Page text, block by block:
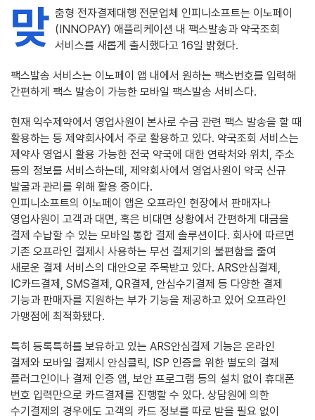
맞 춤형 전자결제대행 전문업체 인피니소프트는 이노페이
(INNOPAY) 애플리케이션 내 팩스발송과 약국조회
서비스를 새롭게 출시했다고 16일 밝혔다.
팩스발송 서비스는 이노페이 앱 내에서 원하는 팩스번호를 입력해
간편하게 팩스 발송이 가능한 모바일 팩스발송 서비스다.
현재 익수제약에서 영업사원이 본사로 수금 관련 팩스 발송을 할 때
활용하는 등 제약회사에서 주로 활용하고 있다. 약국조회 서비스는
제약사 영업시 활용 가능한 전국 약국에 대한 연락처와 위치, 주소
등의 정보를 서비스하는데, 제약회사에서 영업사원이 약국 신규
발굴과 관리를 위해 활용 중이다.
인피니소프트의 이노페이 앱은 오프라인 현장에서 판매자나
영업사원이 고객과 대면, 혹은 비대면 상황에서 간편하게 대금을
결제 수납할 수 있는 모바일 통합 결제 솔루션이다. 회사에 따르면
기존 오프라인 결제시 사용하는 무선 결제기의 불편함을 줄여
새로운 결제 서비스의 대안으로 주목받고 있다. ARS안심결제,
IC카드결제, SMS결제, QR결제, 안심수기결제 등 다양한 결제
기능과 판매자를 지원하는 부가 기능을 제공하고 있어 오프라인
가맹점에 최적화됐다.
특히 등록특허를 보유하고 있는 ARS안심결제 기능은 온라인
결제와 모바일 결제시 안심클릭, ISP 인증을 위한 별도의 결제
플러그인이나 결제 인증 앱, 보안 프로그램 등의 설치 없이 휴대폰
번호 입력만으로 카드결제를 진행할 수 있다. 상담원에 의한
수기결제의 경우에도 고객의 카드 정보를 따로 받을 필요 없이